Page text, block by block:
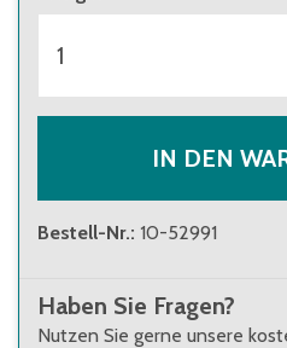
IN DEN
Bestell-Nr.: 10-52991
Haben Sie Fragen?
Nutzen Sie gerne unsere